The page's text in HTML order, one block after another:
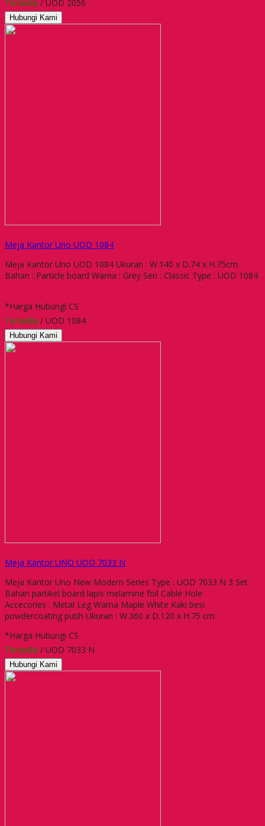
Tersedia / UOD 2056
Hubungi Kami
Meja Kantor Uno UOD 1084
Meja Kantor Uno UOD 1084 Ukuran : W.140 x D.74 x H.75cm
Bahan : Particle board Warna : Grey Seri : Classic Type : UOD 1084
*Harga Hubungi CS
Tersedia / UOD 1084
Hubungi Kami
Meja Kantor UNO UOD 7033 N
Meja Kantor Uno New Modern Series Type : UOD 7033 N 3 Set
Bahan partikel board lapis melamine foil Cable Hole
Accecories : Metal Leg Warna Maple White Kaki besi
powdercoating putih Ukuran : W.360 x D.120 x H.75 cm
*Harga Hubungi CS
Tersedia / UOD 7033 N
Hubungi Kami